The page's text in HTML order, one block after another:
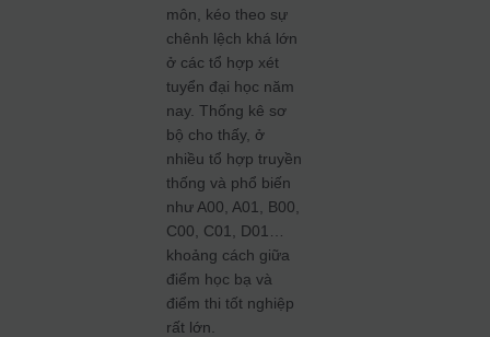
môn, kéo theo sự
chênh lệch khá lớn
ở các tổ hợp xét
tuyển đại học năm
nay. Thống kê sơ
bộ cho thấy, ở
nhiều tổ hợp truyền
thống và phổ biến
như A00, A01, B00,
C00, C01, D01…
khoảng cách giữa
điểm học bạ và
điểm thi tốt nghiệp
rất lớn.